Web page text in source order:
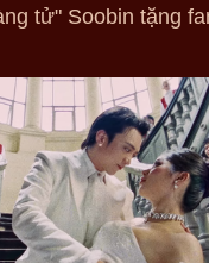
tử" Soobin tặng